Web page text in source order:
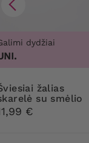
dydžiai
su smėlio
raštu
€
50,